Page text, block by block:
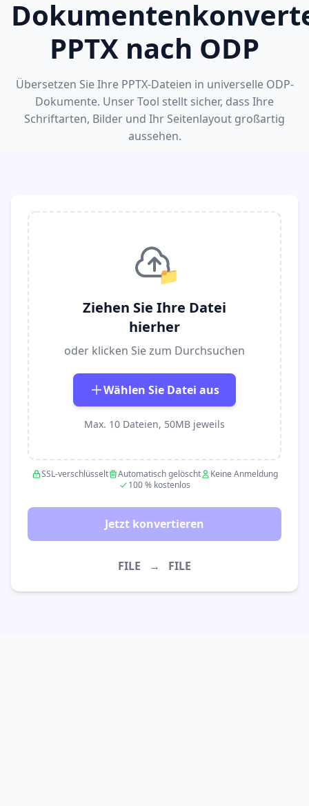
PPTX nach ODP
Übersetzen Sie Ihre PPTX-Dateien in universelle ODP-
Dokumente. Unser Tool stellt sicher, dass Ihre
Schriftarten, Bilder und Ihr Seitenlayout großartig
aussehen.
📁
Ziehen Sie Ihre Datei
hierher
oder klicken Sie zum Durchsuchen
Wählen Sie Datei aus
Max. 10 Dateien, 50MB jeweils
SSL-verschlüsselt Automatisch gelöscht
Keine Anmeldung
100 % kostenlos
Jetzt konvertieren
FILE → FILE